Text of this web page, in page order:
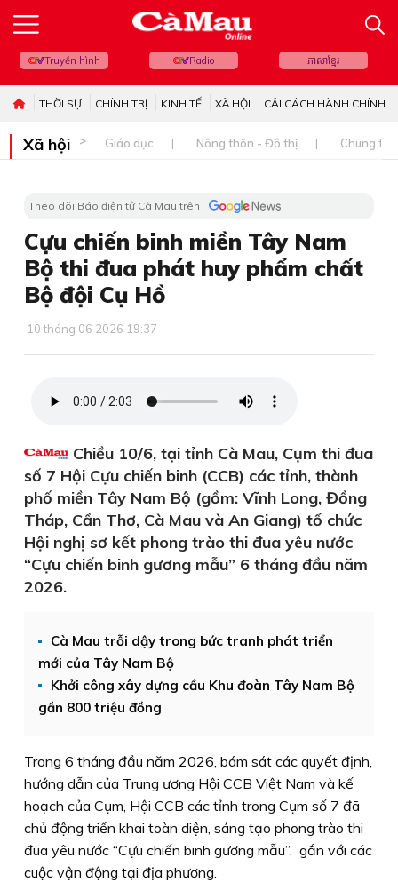
Truyền hình Radio ភាសាខ្មែរ
THỜI SỰ CHÍNH TRỊ KINH TẾ XÃ HỘI CẢI CÁCH HÀNH CHÍNH
Xã hội Giáo dục Nông thôn - Đô thị Chung
Theo dõi Báo điện tử Cà Mau trên
Cựu chiến binh miền Tây Nam
Bộ thi đua phát huy phẩm chất
Bộ đội Cụ Hồ
10 tháng 06 2026 19:37
Chiều 10/6, tại tỉnh Cà Mau, Cụm thi đua
số 7 Hội Cựu chiến binh (CCB) các tỉnh, thành
phố miền Tây Nam Bộ (gồm: Vĩnh Long, Đồng
Tháp, Cần Thơ, Cà Mau và An Giang) tổ chức
Hội nghị sơ kết phong trào thi đua yêu nước
“Cựu chiến binh gương mẫu” 6 tháng đầu năm
2026.
Cà Mau trỗi dậy trong bức tranh phát triển
mới của Tây Nam Bộ
Khởi công xây dựng cầu Khu đoàn Tây Nam Bộ
gần 800 triệu đồng
​Trong 6 tháng đầu năm 2026, bám sát các quyết định,
hướng dẫn của Trung ương Hội CCB Việt Nam và kế
hoạch của Cụm, Hội CCB các tỉnh trong Cụm số 7 đã
chủ động triển khai toàn diện, sáng tạo phong trào thi
đua yêu nước “Cựu chiến binh gương mẫu”, gắn với các
cuộc vận động tại địa phương.